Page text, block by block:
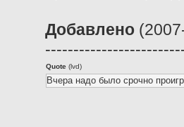
Добавлено
Quote(lvd)
Вчера надо было срочно